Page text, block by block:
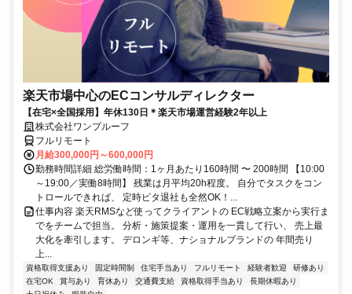
楽天市場中心のECコンサルディレクター
【在宅×全国採用】年休130日＊楽天市場運営経験2年以上
株式会社ワンプルーフ
フルリモート
月給300,000円～600,000円
勤務時間詳細 総労働時間：1ヶ月あたり160時間 〜 200時間 【10:00
～19:00／実働8時間】 残業は月平均20h程度。 自分でタスクをコン
トロールできれば、 定時ピタ退社も全然OK！...
仕事内容 楽天RMSなど使ってクライアントの EC戦略立案から実行ま
でをチームで担当。 分析・施策提案・運用を一貫して行い、 売上最
大化を牽引します。 デロンギ等、ナショナルブランドの 年間売り
上...
資格取得支援あり 固定時間制 住宅手当あり フルリモート 経験者歓迎
研修あり
在宅OK
賞与あり 育休あり 交通費支給 資格取得手当あり
長期休暇あり